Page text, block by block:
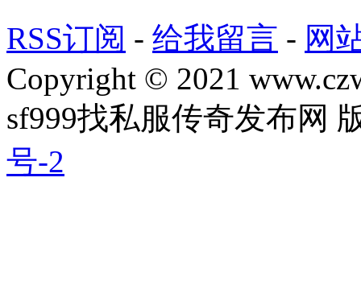
RSS订阅 - 给我留言 - 网
Copyright © 2021
sf999找私服传奇发布网
号-2